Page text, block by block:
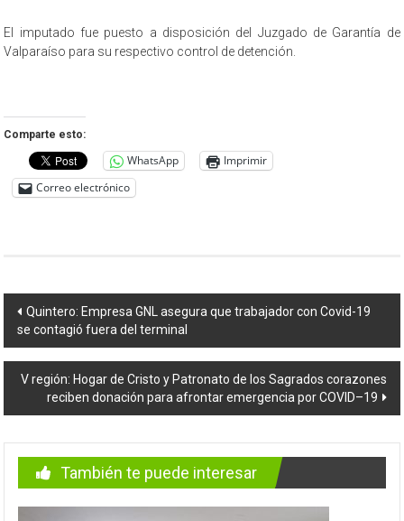
El imputado fue puesto a disposición del Juzgado de Garantía de
Valparaíso para su respectivo control de detención.
Comparte esto:
WhatsApp
Imprimir
Correo electrónico
Navegación
de
entradas
Quintero: Empresa GNL asegura que trabajador con Covid-19
se contagió fuera del terminal
V región: Hogar de Cristo y Patronato de los Sagrados corazones
reciben donación para afrontar emergencia por COVID–19
También te puede interesar